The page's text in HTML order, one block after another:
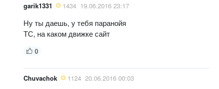
garik1331 1434 19.06.2016 23:17
Ну ты даешь, у тебя паранойя
ТС, на каком движке сайт
0
Chuvachok 1124 20.06.2016 00:03